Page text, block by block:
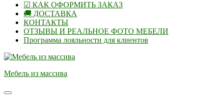
☑ КАК ОФОРМИТЬ ЗАКАЗ
🚚 ДОСТАВКА
КОНТАКТЫ
ОТЗЫВЫ И РЕАЛЬНОЕ ФОТО МЕБЕЛИ
Программа лояльности для клиентов
Мебель из массива